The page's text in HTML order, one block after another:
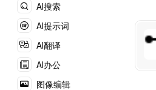
AI搜索
AI提示词
AI翻译
AI办公
图像编辑